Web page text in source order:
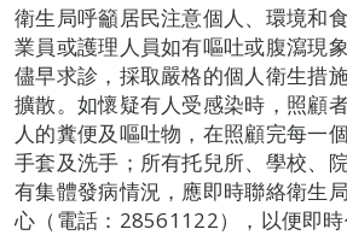
衛生局呼籲居民注意個人、環境和
業員或護理人員如有嘔吐或腹瀉現
儘早求診，採取嚴格的個人衛生措
擴散。如懷疑有人受感染時，照顧
人的糞便及嘔吐物，在照顧完每一
手套及洗手；所有托兒所、學校、
有集體發病情況，應即時聯絡衛生
心（電話：28561122），以便即時